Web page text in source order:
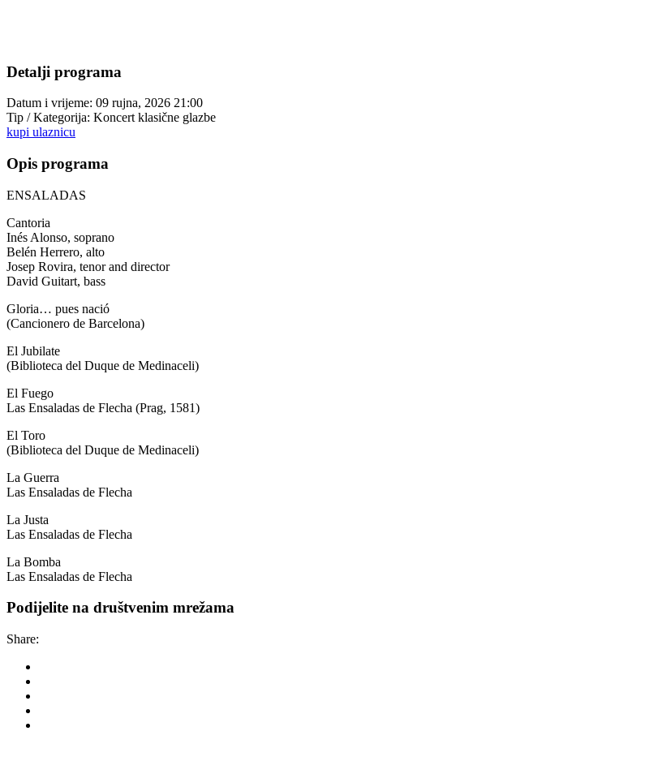
Detalji programa
Datum i vrijeme: 09 rujna, 2026 21:00
Tip / Kategorija: Koncert klasične glazbe
kupi ulaznicu
Opis programa
ENSALADAS
Cantoria
Inés Alonso, soprano
Belén Herrero, alto
Josep Rovira, tenor and director
David Guitart, bass
Gloria… pues nació
(Cancionero de Barcelona)
El Jubilate
(Biblioteca del Duque de Medinaceli)
El Fuego
Las Ensaladas de Flecha (Prag, 1581)
El Toro
(Biblioteca del Duque de Medinaceli)
La Guerra
Las Ensaladas de Flecha
La Justa
Las Ensaladas de Flecha
La Bomba
Las Ensaladas de Flecha
Podijelite na društvenim mrežama
Share: